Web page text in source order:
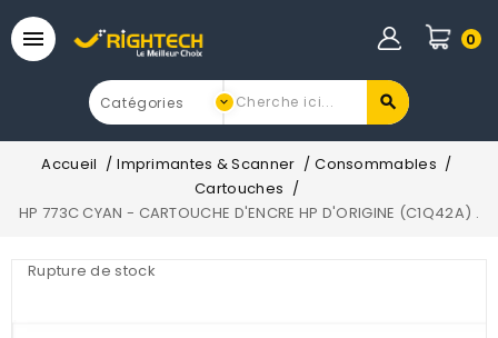
 0
Accueil Imprimantes & Scanner
Consommables
Cartouches
HP 773C CYAN - CARTOUCHE D'ENCRE HP D'ORIGINE (C1Q42A) .
Rupture de stock